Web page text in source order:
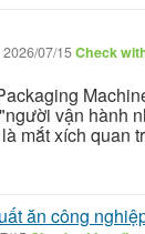
2026/07/15Check
vận hành
mắt xích quan
ăn công